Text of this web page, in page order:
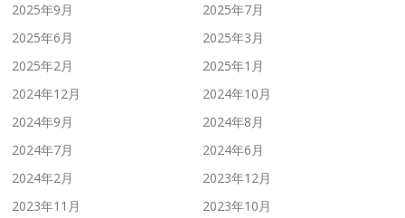
2025年9月
2025年7月
2025年6月
2025年3月
2025年2月
2025年1月
2024年12月
2024年10月
2024年9月
2024年8月
2024年7月
2024年6月
2024年2月
2023年12月
2023年11月
2023年10月